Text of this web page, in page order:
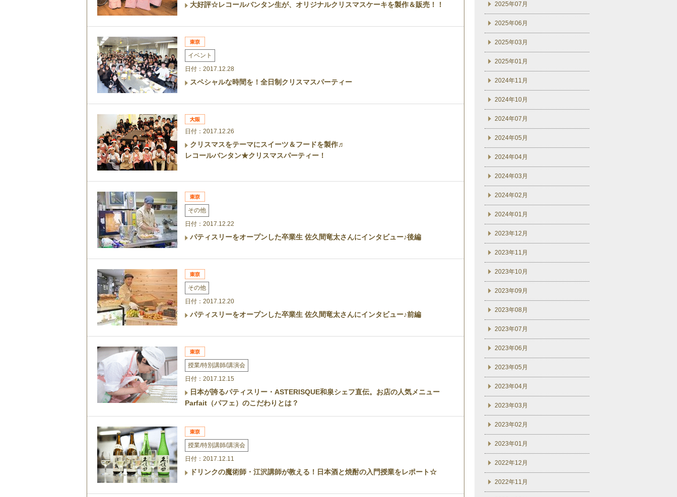
大好評☆レコールバンタン生が、オリジナルクリスマスケーキを製作＆販売！！
イベント
日付：2017.12.28
スペシャルな時間を！全日制クリスマスパーティー
日付：2017.12.26
クリスマスをテーマにスイーツ＆フードを製作♬
レコールバンタン★クリスマスパーティー！
その他
日付：2017.12.22
パティスリーをオープンした卒業生 佐久間竜太さんにインタビュー♪後編
その他
日付：2017.12.20
パティスリーをオープンした卒業生 佐久間竜太さんにインタビュー♪前編
授業/特別講師/講演会
日付：2017.12.15
日本が誇るパティスリー・ASTERISQUE和泉シェフ直伝。お店の人気メニュー
Parfait（パフェ）のこだわりとは？
授業/特別講師/講演会
日付：2017.12.11
ドリンクの魔術師・江沢講師が教える！日本酒と焼酎の入門授業をレポート☆
2025年07月
2025年06月
2025年03月
2025年01月
2024年11月
2024年10月
2024年07月
2024年05月
2024年04月
2024年03月
2024年02月
2024年01月
2023年12月
2023年11月
2023年10月
2023年09月
2023年08月
2023年07月
2023年06月
2023年05月
2023年04月
2023年03月
2023年02月
2023年01月
2022年12月
2022年11月